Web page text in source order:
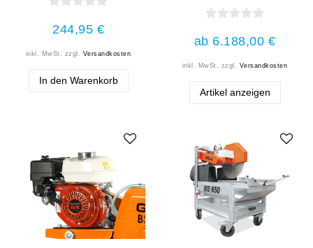
244,95 €
inkl. MwSt. zzgl. Versandkosten
In den Warenkorb
ab 6.188,00 €
inkl. MwSt. zzgl. Versandkosten
Artikel anzeigen